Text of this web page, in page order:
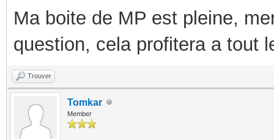
Ma boite de MP est pleine,
question, cela profitera a tout
Trouver
Tomkar
Member